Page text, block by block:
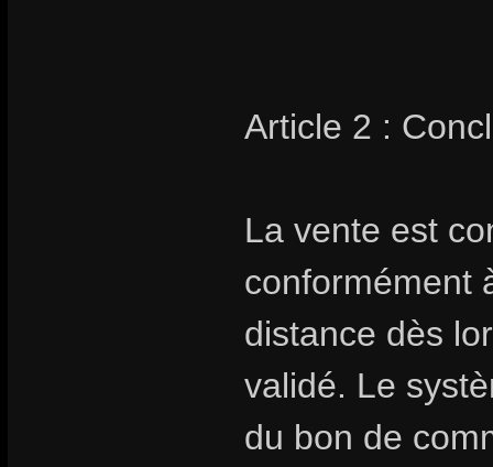
Article 2 :
La vente est
conformément
distance dès
validé. Le
du bon de